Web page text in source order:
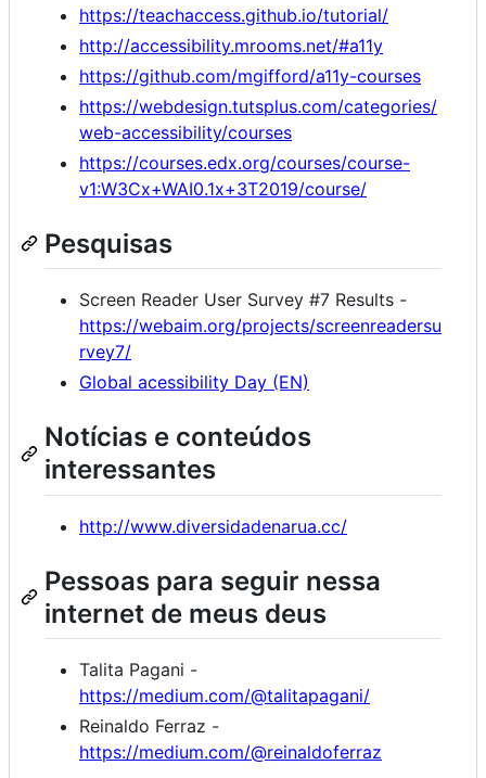
https://teachaccess.github.io/tutorial/
http://accessibility.mrooms.net/#a11y
https://github.com/mgifford/a11y-courses
https://webdesign.tutsplus.com/categories/
web-accessibility/courses
https://courses.edx.org/courses/course-
v1:W3Cx+WAI0.1x+3T2019/course/
Pesquisas
Screen Reader User Survey #7 Results -
https://webaim.org/projects/screenreadersu
rvey7/
Global acessibility Day (EN)
Notícias e conteúdos
interessantes
http://www.diversidadenarua.cc/
Pessoas para seguir nessa
internet de meus deus
Talita Pagani -
https://medium.com/@talitapagani/
Reinaldo Ferraz -
https://medium.com/@reinaldoferraz